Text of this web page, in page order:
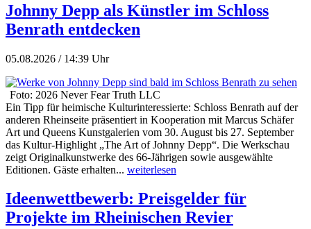
Johnny Depp als Künstler im Schloss
Benrath entdecken
05.08.2026 / 14:39 Uhr
Foto: 2026 Never Fear Truth LLC
Ein Tipp für heimische Kulturinteressierte: Schloss Benrath auf der
anderen Rheinseite präsentiert in Kooperation mit Marcus Schäfer
Art und Queens Kunstgalerien vom 30. August bis 27. September
das Kultur-Highlight „The Art of Johnny Depp“. Die Werkschau
zeigt Originalkunstwerke des 66-Jährigen sowie ausgewählte
Editionen. Gäste erhalten... weiterlesen
Ideenwettbewerb: Preisgelder für
Projekte im Rheinischen Revier